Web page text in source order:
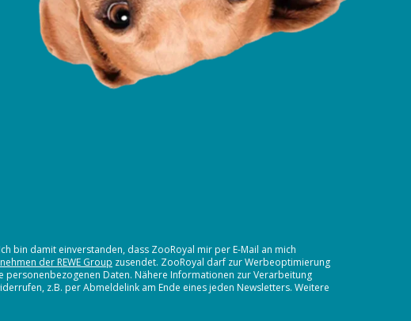
bin damit einverstanden, dass ZooRoyal mir per E-Mail an mich
der REWE Group zusendet. ZooRoyal darf zur Werbeoptimierung
personenbezogenen Daten. Nähere Informationen zur Verarbeitung
z.B. per Abmeldelink am Ende eines jeden Newsletters. Weitere